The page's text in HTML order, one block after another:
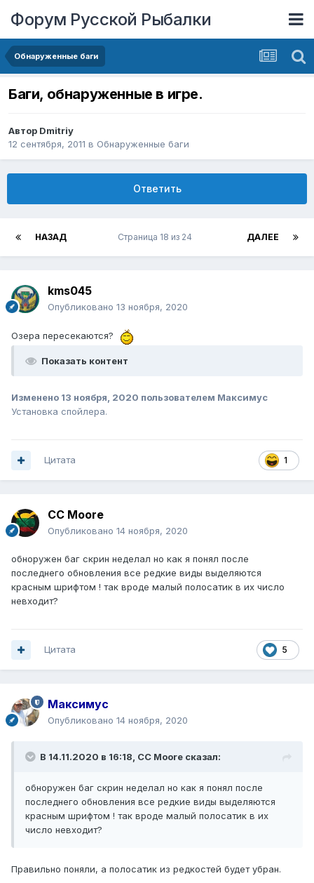
Форум Русской Рыбалки
Обнаруженные баги
Баги, обнаруженные в игре.
Автор Dmitriy
12 сентября, 2011 в Обнаруженные баги
Ответить
НАЗАД ДАЛЕЕ
Страница 18 из 24
kms045
Опубликовано 13 ноября, 2020
Озера пересекаются?
Показать контент
Изменено 13 ноября, 2020 пользователем Максимус
Установка спойлера.
1
Цитата
CC Moore
Опубликовано 14 ноября, 2020
обноружен баг скрин неделал но как я понял после
последнего обновления все редкие виды выделяются
красным шрифтом ! так вроде малый полосатик в их число
невходит?
5
Цитата
Максимус
Опубликовано 14 ноября, 2020
В 14.11.2020 в 16:18, CC Moore сказал:
обноружен баг скрин неделал но как я понял после
последнего обновления все редкие виды выделяются
красным шрифтом ! так вроде малый полосатик в их
число невходит?
Правильно поняли, а полосатик из редкостей будет убран.